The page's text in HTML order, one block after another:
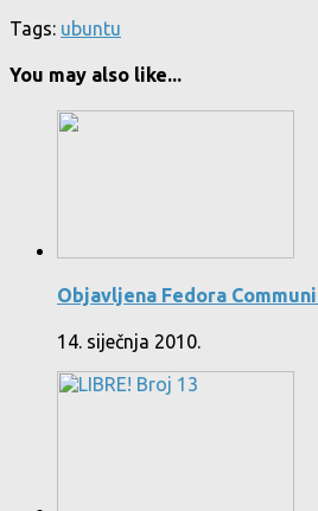
Tags: ubuntu
You may also like...
Objavljena Fedora
14. siječnja 2010.